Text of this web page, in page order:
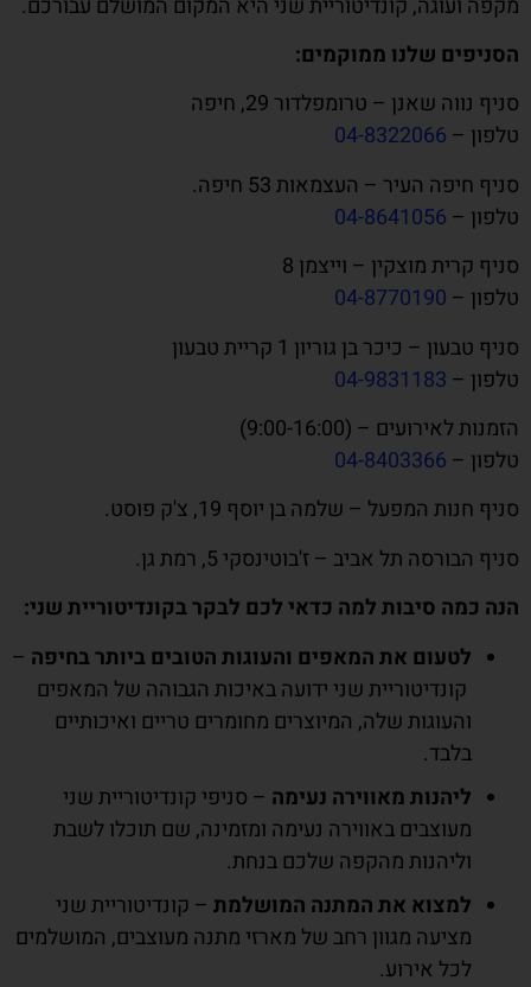
הסניפים שלנו ממוקמים:
סניף נווה שאנן – טרומפלדור 29, חיפה
טלפון – 04-8322066
סניף חיפה העיר – העצמאות 53 חיפה.
טלפון – 04-8641056
סניף קרית מוצקין – וייצמן 8
טלפון – 04-8770190
סניף טבעון – כיכר בן גוריון 1 קריית טבעון
טלפון – 04-9831183
הזמנות לאירועים – (9:00-16:00)
טלפון – 04-8403366
סניף חנות המפעל – שלמה בן יוסף 19, צ'ק פוסט.
סניף הבורסה תל אביב – ז'בוטינסקי 5, רמת גן.
הנה כמה סיבות למה כדאי לכם לבקר בקונדיטוריית שני:
לטעום את המאפים והעוגות הטובים ביותר בחיפה –
קונדיטוריית שני ידועה באיכות הגבוהה של המאפים
והעוגות שלה, המיוצרים מחומרים טריים ואיכותיים
בלבד.
ליהנות מאווירה נעימה – סניפי קונדיטוריית שני
מעוצבים באווירה נעימה ומזמינה, שם תוכלו לשבת
וליהנות מהקפה שלכם בנחת.
למצוא את המתנה המושלמת – קונדיטוריית שני
מציעה מגוון רחב של מארזי מתנה מעוצבים, המושלמים
לכל אירוע.